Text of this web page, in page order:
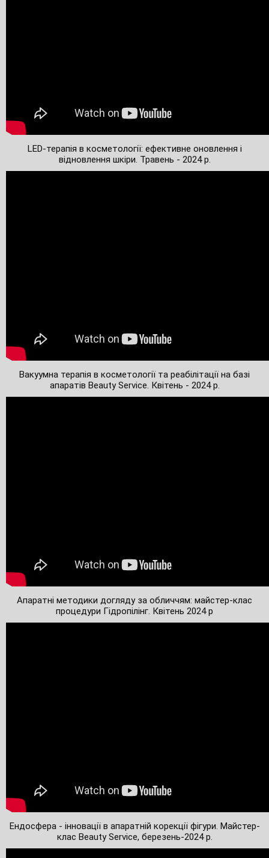
LED-терапія в косметології: ефективне оновлення і
відновлення шкіри. Травень - 2024 р.
Вакуумна терапія в косметології та реабілітації на базі
апаратів Beauty Service. Квітень - 2024 р.
Апаратні методики догляду за обличчям: майстер-клас
процедури Гідропілінг. Квітень 2024 р
Ендосфера - інновації в апаратній корекції фігури. Майстер-
клас Beauty Service, березень-2024 р.